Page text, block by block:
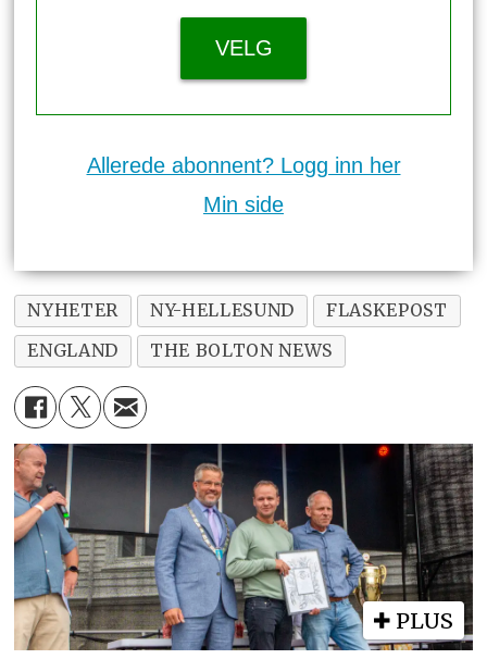
VELG
Allerede abonnent? Logg inn her
Min side
NYHETER NY-HELLESUND
FLASKEPOST
ENGLAND
THE BOLTON NEWS
PLUS